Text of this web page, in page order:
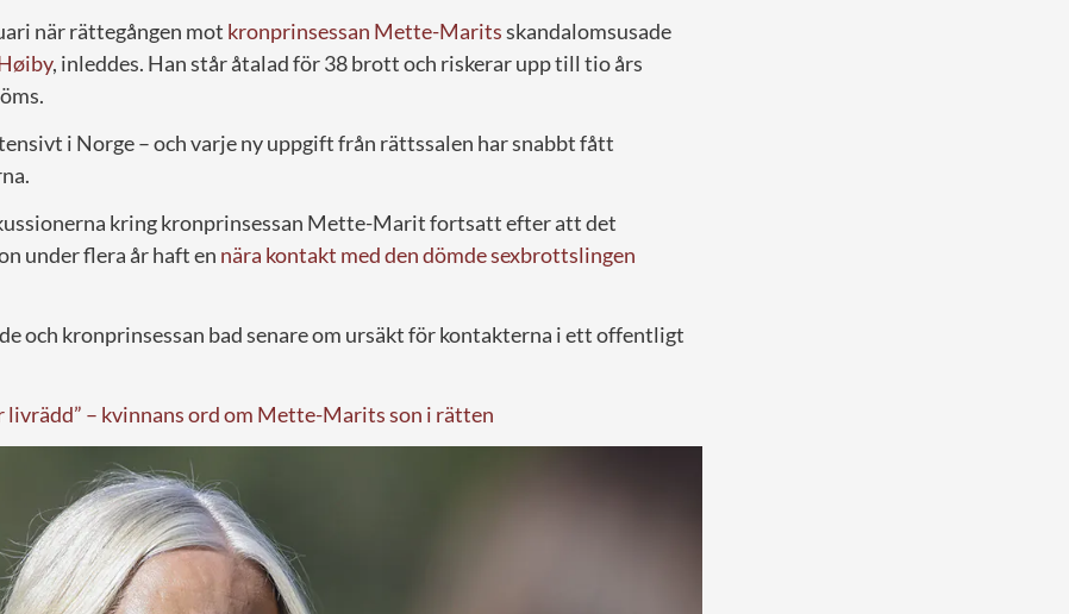
när rättegången mot kronprinsessan Mette-Maritsskandalomsusade
, inleddes. Han står åtalad för 38 brott och riskerar upp till tio års
i Norge – och varje ny uppgift från rättssalen har snabbt fått
kring kronprinsessan Mette-Marit fortsatt efter att det
under flera år haft en nära kontakt med den dömde sexbrottslingen
och kronprinsessan bad senare om ursäkt för kontakterna i ett offentligt
livrädd” – kvinnans ord om Mette-Marits son i rätten